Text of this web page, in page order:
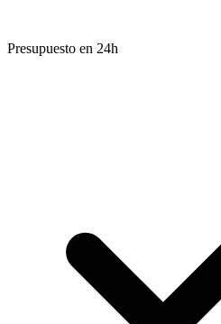
Presupuesto en 24h